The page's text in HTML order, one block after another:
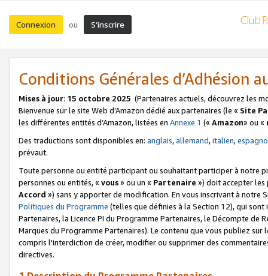
Connexion ou S’inscrire
Conditions Générales d’Adhésion
Mises à jour: 15 octobre 2025 (Partenaires actuels, découvrez les
Bienvenue sur le site Web d’Amazon dédié aux partenaires (le « Site
les différentes entités d’Amazon, listées en Annexe 1 (« Amazon» ou «
Des traductions sont disponibles en: anglais,allemand,italien,
prévaut.
Toute personne ou entité participant ou souhaitant participer à notre
personnes ou entités, « vous» ou un « Partenaire ») doit accepter les
Accord ») sans y apporter de modification. En vous inscrivant à notre
Politiques du Programme (telles que définies à la Section 12), qui
Partenaires, la Licence PI du Programme Partenaires, le Décompte de
Marques du Programme Partenaires). Le contenu que vous publiez
compris l'interdiction de créer, modifier ou supprimer des
directives.